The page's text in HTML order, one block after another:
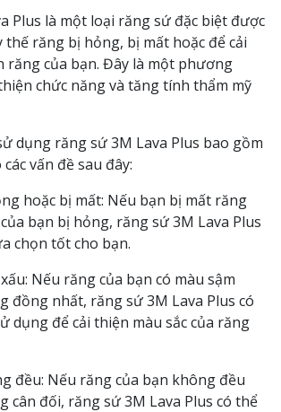
Plus là một loại răng sứ đặc biệt được
răng bị hỏng, bị mất hoặc để cải
răng của bạn. Đây là một phương
chức năng và tăng tính thẩm mỹ
dụng răng sứ 3M Lava Plus bao gồm
vấn đề sau đây:
hoặc bị mất: Nếu bạn bị mất răng
bạn bị hỏng, răng sứ 3M Lava Plus
chọn tốt cho bạn.
Nếu răng của bạn có màu sậm
đồng nhất, răng sứ 3M Lava Plus có
dụng để cải thiện màu sắc của răng
đều: Nếu răng của bạn không đều
cân đối, răng sứ 3M Lava Plus có thể